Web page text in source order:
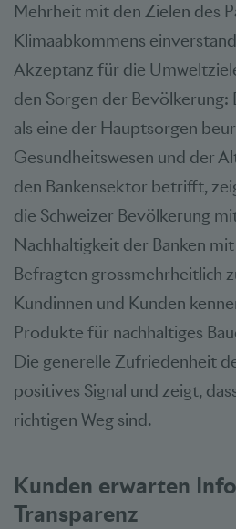
Mehrheit mit den Zielen des
Klimaabkommens
Akzeptanz für die
den Sorgen der Bevölkerung:
als eine der Hauptsorgen
Gesundheitswesen und der
den Bankensektor betrifft,
die Schweizer Bevölkerung
Nachhaltigkeit der Banken
Befragten grossmehrheitlich
Kundinnen und Kunden
Produkte für nachhaltiges
Die generelle Zufriedenheit
positives Signal und zeigt,
richtigen Weg sind.
Kunden erwarten
Transparenz